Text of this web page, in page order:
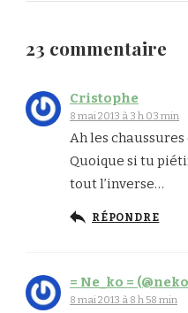
23 commentaire
Cristophe
8 mai 2013 à 3 h 03 min
Ah les chaussures
Quoique si tu
tout l’inverse…
RÉPONDRE
= Ne_ko =
8 mai 2013 à 8 h 58 min